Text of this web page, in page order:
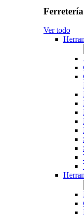
Ferretería
Ver todo